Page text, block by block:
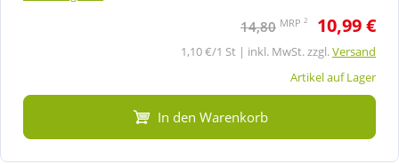
14,80 MRP 2 10,99 €
1,10 €/1 St | inkl. MwSt. zzgl.Versand
Artikel auf Lager
In den Warenkorb